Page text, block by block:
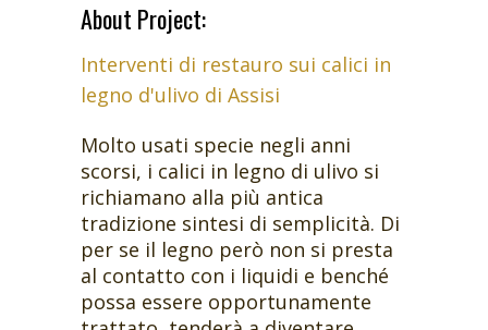
About Project:
Interventi di restauro sui calici in
legno d'ulivo di Assisi
Molto usati specie negli anni
scorsi, i calici in legno di ulivo si
richiamano alla più antica
tradizione sintesi di semplicità. Di
per se il legno però non si presta
al contatto con i liquidi e benché
possa essere opportunamente